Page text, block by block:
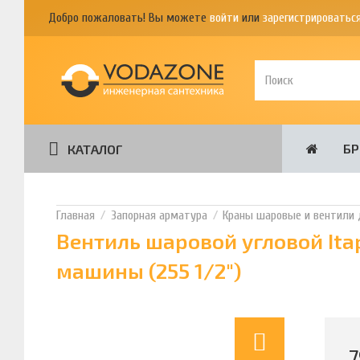
Добро пожаловать! Вы можете войти или
КАТАЛОГ
Запорная арматура Краны шаровые и вентили
Вентиль шаровой угловой
машины (255 1/2")